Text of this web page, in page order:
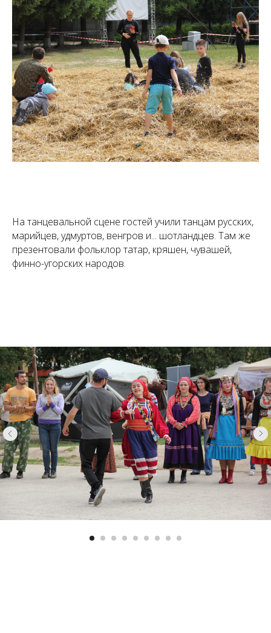
На танцевальной сцене гостей учили танцам русских,
марийцев, удмуртов, венгров и... шотландцев. Там же
презентовали фольклор татар, кряшен, чувашей,
финно-угорских народов.